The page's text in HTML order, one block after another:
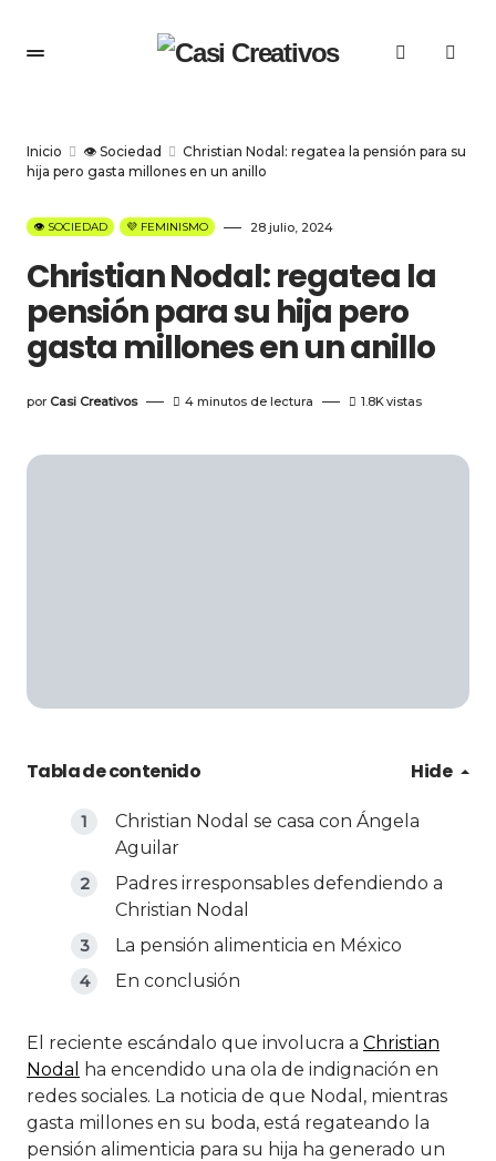
Inicio 👁️ Sociedad
Christian Nodal: regatea la pensión para su
hija pero gasta millones en un anillo
👁️ SOCIEDAD 💜 FEMINISMO 28 julio, 2024
Christian Nodal: regatea la
pensión para su hija pero
gasta millones en un anillo
por Casi Creativos 4 minutos de lectura 1.8Kvistas
Tabla de contenido Hide
Christian Nodal se casa con Ángela
Aguilar
Padres irresponsables defendiendo a
Christian Nodal
La pensión alimenticia en México
En conclusión
El reciente escándalo que involucra a Christian
Nodal
ha encendido una ola de indignación en
redes sociales. La noticia de que Nodal, mientras
gasta millones en su boda, está regateando la
pensión alimenticia para su hija ha generado un